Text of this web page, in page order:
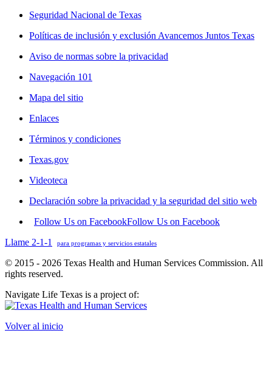
Seguridad Nacional de Texas
Políticas de inclusión y exclusión Avancemos Juntos Texas
Aviso de normas sobre la privacidad
Navegación 101
Mapa del sitio
Enlaces
Términos y condiciones
Texas.gov
Videoteca
Declaración sobre la privacidad y la seguridad del sitio web
Follow Us on FacebookFollow Us on Facebook
Llame 2-1-1
para programas y servicios estatales
© 2015 - 2026 Texas Health and Human Services Commission. All
rights reserved.
Navigate Life Texas is a project of:
Volver al inicio